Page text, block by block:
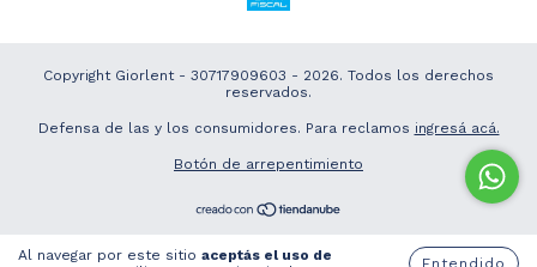
Al navegar por este sitio aceptás el uso de
Entendido
Copyright Giorlent - 30717909603 - 2026. Todos los derechos
reservados.
Defensa de las y los consumidores. Para reclamos ingresá acá.
Botón de arrepentimiento